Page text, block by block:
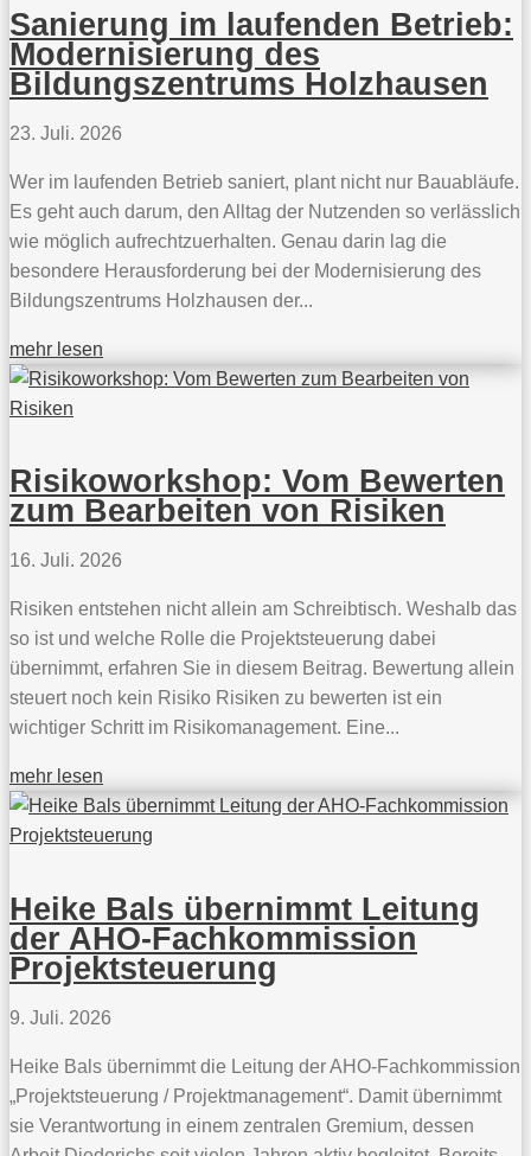
Sanierung im laufenden Betrieb:
Modernisierung des
Bildungszentrums Holzhausen
23. Juli. 2026
Wer im laufenden Betrieb saniert, plant nicht nur Bauabläufe.
Es geht auch darum, den Alltag der Nutzenden so verlässlich
wie möglich aufrechtzuerhalten. Genau darin lag die
besondere Herausforderung bei der Modernisierung des
Bildungszentrums Holzhausen der...
mehr lesen
Risikoworkshop: Vom Bewerten
zum Bearbeiten von Risiken
16. Juli. 2026
Risiken entstehen nicht allein am Schreibtisch. Weshalb das
so ist und welche Rolle die Projektsteuerung dabei
übernimmt, erfahren Sie in diesem Beitrag. Bewertung allein
steuert noch kein Risiko Risiken zu bewerten ist ein
wichtiger Schritt im Risikomanagement. Eine...
mehr lesen
Heike Bals übernimmt Leitung
der AHO-Fachkommission
Projektsteuerung
9. Juli. 2026
Heike Bals übernimmt die Leitung der AHO-Fachkommission
„Projektsteuerung / Projektmanagement“. Damit übernimmt
sie Verantwortung in einem zentralen Gremium, dessen